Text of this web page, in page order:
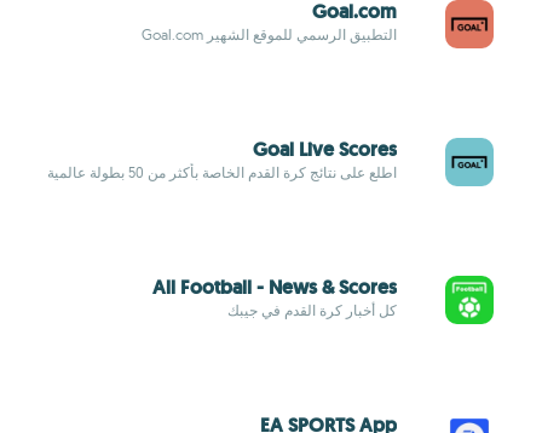
Goal.com
التطبيق الرسمي للموقع الشهير Goal.com
Goal Live Scores
اطلع على نتائج كرة القدم الخاصة بأكثر من 50 بطولة عالمية
All Football - News & Scores
كل أخبار كرة القدم في جيبك
EA SPORTS App